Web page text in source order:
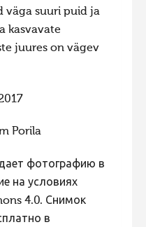
väga suuri puid ja
kasvavate
juures on vägev
Porila
фотографию в
на условиях
4.0. Снимок
в